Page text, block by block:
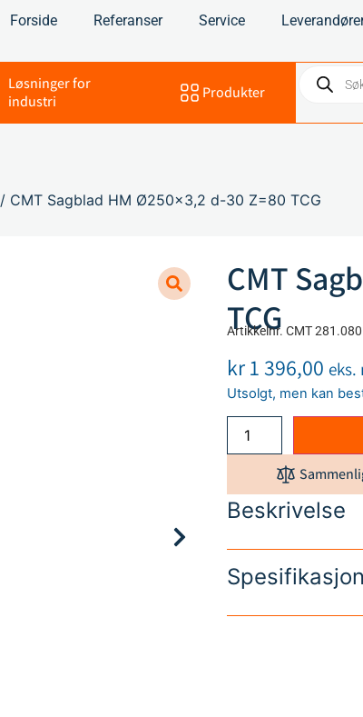
Forside Referanser Service
Løsninger for
industri
Produkter
/ CMT Sagblad HM Ø250×3,2 d-30 Z=80 TCG
CMT
TCG
Artikkelnr. CMT
kr1 396,00 eks.
Utsolgt, men kan
Beskrivelse